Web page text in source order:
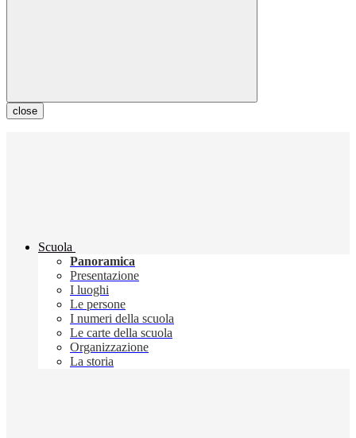
close
Scuola
Panoramica
Presentazione
I luoghi
Le persone
I numeri della scuola
Le carte della scuola
Organizzazione
La storia